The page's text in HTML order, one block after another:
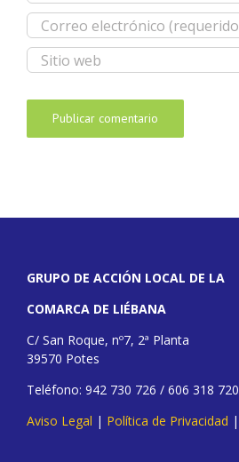
GRUPO DE ACCIÓN LOCAL DE LA
COMARCA DE LIÉBANA
C/ San Roque, nº7, 2ª Planta
39570 Potes
Teléfono: 942 730 726 / 606 318 720
Aviso Legal | Política de Privacidad |